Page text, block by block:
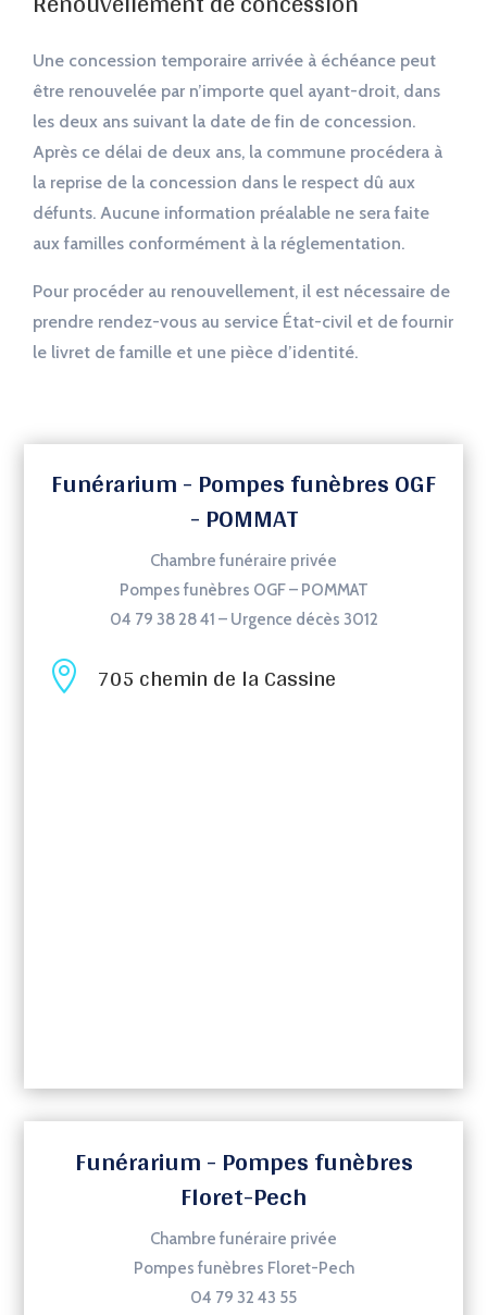
Une concession temporaire arrivée à échéance peut
être renouvelée par n’importe quel ayant-droit, dans
les deux ans suivant la date de fin de concession.
Après ce délai de deux ans, la commune procédera à
la reprise de la concession dans le respect dû aux
défunts. Aucune information préalable ne sera faite
aux familles conformément à la réglementation.
Pour procéder au renouvellement, il est nécessaire de
prendre rendez-vous au service État-civil et de fournir
le livret de famille et une pièce d’identité.
Funérarium - Pompes funèbres OGF
- POMMAT
Chambre funéraire privée
Pompes funèbres OGF – POMMAT
04 79 38 28 41 – Urgence décès 3012
 705 chemin de la Cassine
Funérarium - Pompes funèbres
Floret-Pech
Chambre funéraire privée
Pompes funèbres Floret-Pech
04 79 32 43 55